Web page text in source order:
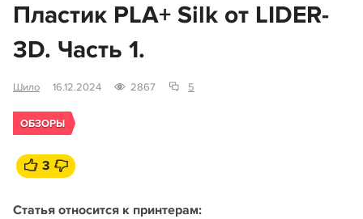
Пластик PLA+ Silk от LIDER-
3D. Часть 1.
Шило 16.12.2024 2867 5
ОБЗОРЫ
3
Статья относится к принтерам: